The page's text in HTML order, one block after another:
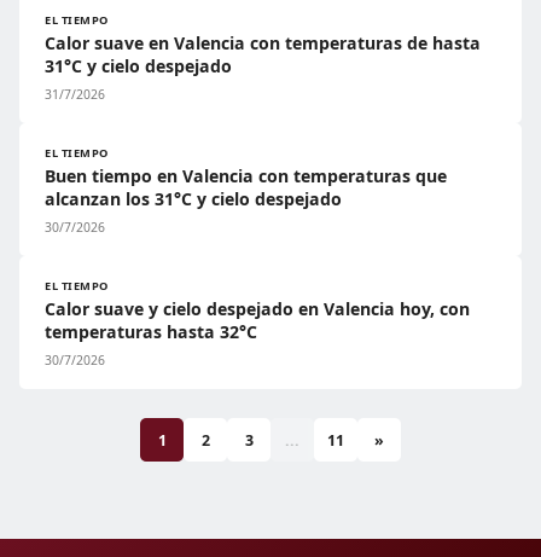
EL TIEMPO
Calor suave en Valencia con temperaturas de hasta
31°C y cielo despejado
31/7/2026
EL TIEMPO
Buen tiempo en Valencia con temperaturas que
alcanzan los 31°C y cielo despejado
30/7/2026
EL TIEMPO
Calor suave y cielo despejado en Valencia hoy, con
temperaturas hasta 32°C
30/7/2026
1 2 3 ... 11 »